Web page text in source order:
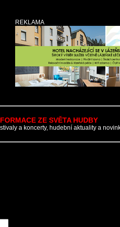
REKLAMA
ZE SVĚTA HUDBY
a koncerty, hudební aktuality a